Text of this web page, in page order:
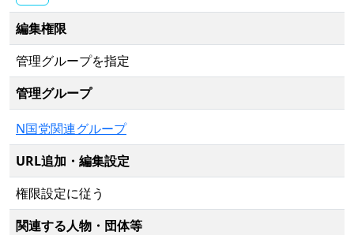
編集権限
管理グループを指定
管理グループ
N国党関連グループ
URL追加・編集設定
権限設定に従う
関連する人物・団体等